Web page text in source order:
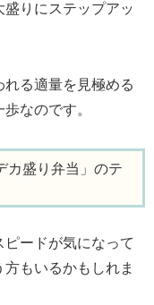
りにステップアッ
る適量を見極める
なのです。
カ盛り弁当」のテ
ードが気になって
もいるかもしれま